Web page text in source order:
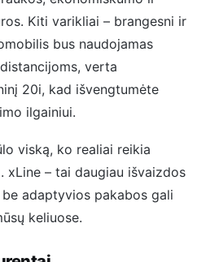
Kiti varikliai – brangesni ir
bus naudojamas
verta
20i, kad išvengtumėte
ilgainiui.
viską, ko realiai reikia
xLine – tai daugiau išvaizdos
adaptyvios pakabos gali
keliuose.